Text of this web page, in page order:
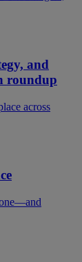
and
roundup
across